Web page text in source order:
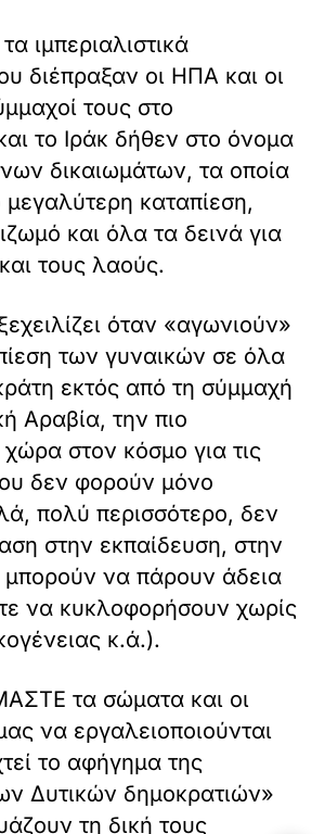
ιμπεριαλιστικά
διέπραξαν οι ΗΠΑ και οι
τους στο
το Ιράκ δήθεν στο όνομα
δικαιωμάτων, τα οποία
καταπίεση,
και όλα τα δεινά για
τους λαούς.
όταν «αγωνιούν»
των γυναικών σε όλα
εκτός από τη σύμμαχή
Αραβία, την πιο
χώρα στον κόσμο για τις
δεν φορούν μόνο
πολύ περισσότερο, δεν
στην εκπαίδευση, στην
μπορούν να πάρουν άδεια
να κυκλοφορήσουν χωρίς
κ.ά.).
τα σώματα και οι
να εργαλειοποιούνται
το αφήγημα της
Δυτικών δημοκρατιών»
τη δική τους